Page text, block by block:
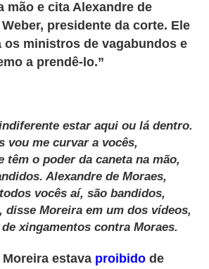
mão e cita Alexandre de
presidente da corte. Ele
os ministros de vagabundos e
a prendê-lo.”
estar aqui ou lá dentro.
vou me curvar a vocês,
têm o poder da caneta na mão,
Alexandre de Moraes,
vocês aí, são bandidos,
disse Moreira em um dos vídeos,
xingamentos contra Moraes.
Moreiraestava proibido de